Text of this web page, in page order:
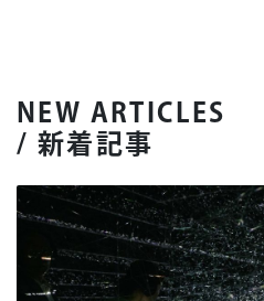
NEW ARTICLES
/ 新着記事